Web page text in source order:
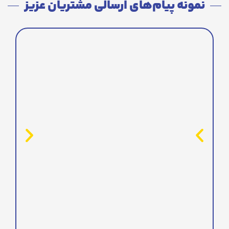
نمونه پیام‌های ارسالی مشتریان عزیز